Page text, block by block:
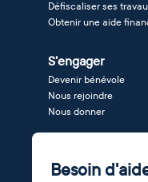
Défiscaliser ses
Obtenir une aide
S'engager
Devenir bénévole
Nous rejoindre
Nous donner
Besoin